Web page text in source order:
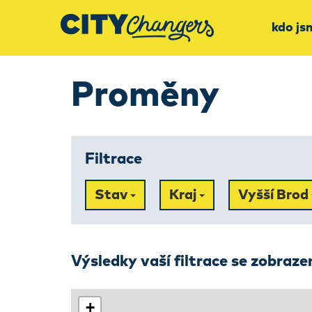
kdo
Proměny
Filtrace
Stav Kraj Vyšší Brod
Výsledky vaší filtrace se
+